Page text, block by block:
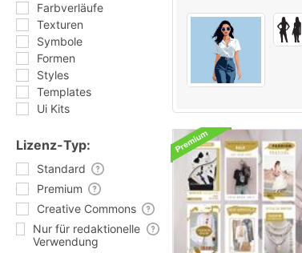
Farbverläufe
Texturen
Symbole
Formen
Styles
Templates
Ui Kits
Lizenz-Typ:
Standard
Premium
Creative Commons
Nur für redaktionelle
Verwendung